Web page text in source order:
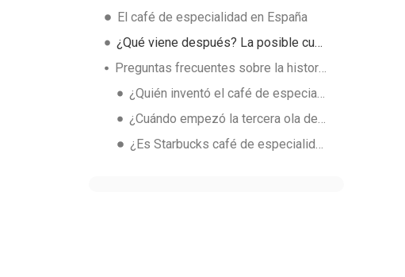
El café de especialidad en España
¿Qué viene después? La posible cuarta ola
Preguntas frecuentes sobre la historia del café de especialidad
¿Quién inventó el café de especialidad?
¿Cuándo empezó la tercera ola del café?
¿Es Starbucks café de especialidad?